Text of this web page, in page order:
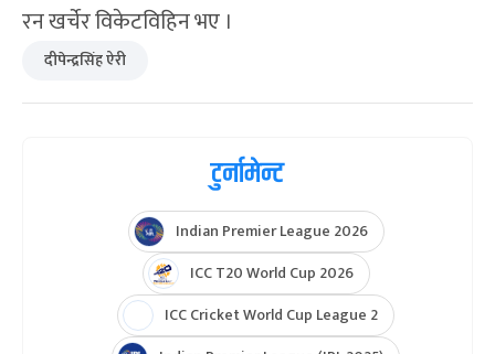
रन खर्चेर विकेटविहिन भए ।
दीपेन्द्रसिंह ऐरी
टुर्नामेन्ट
Indian Premier League 2026
ICC T20 World Cup 2026
ICC Cricket World Cup League 2